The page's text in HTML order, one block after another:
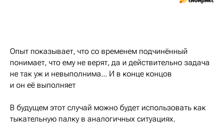
Опыт показывает, что со временем подчинённый
понимает, что ему не верят, да и действительно задача
не так уж и невыполнима... И в конце концов
и он её выполняет
В будущем этот случай можно будет использовать как
тыкательную палку в аналогичных ситуациях.